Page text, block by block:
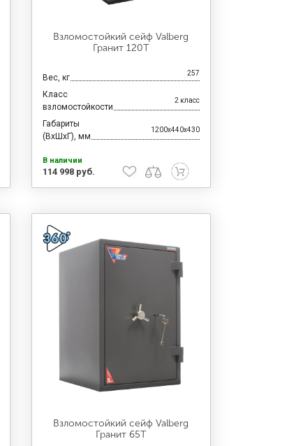
Взломостойкий сейф Valberg
Гранит 120Т
Вес, кг 257
Класс
взломостойкости
2 класс
Габариты
(ВхШхГ), мм
1200x440x430
В наличии
114 998 руб.
Взломостойкий сейф Valberg
Гранит 65Т